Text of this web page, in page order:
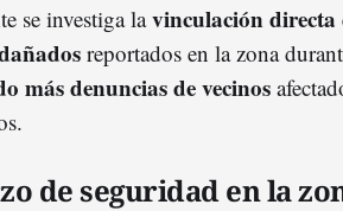
se investiga lavinculación directa
reportados en la zona
más denuncias de vecinos
de seguridad en la